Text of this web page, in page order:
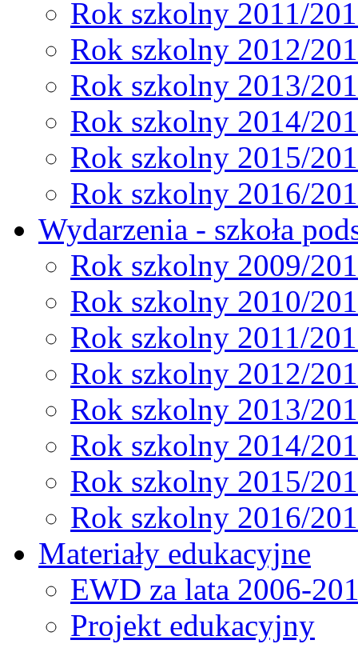
Rok szkolny 2011/
Rok szkolny 2012/
Rok szkolny 2013/
Rok szkolny 2014/
Rok szkolny 2015/
Rok szkolny 2016/
Wydarzenia - szkoła
Rok szkolny 2009/
Rok szkolny 2010/
Rok szkolny 2011/
Rok szkolny 2012/
Rok szkolny 2013/
Rok szkolny 2014/
Rok szkolny 2015/
Rok szkolny 2016/
Materiały edukacyjne
EWD za lata 2006-
Projekt edukacyjny